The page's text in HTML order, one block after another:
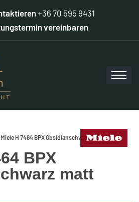
+36 70 595 9431
vereinbaren
Miele H 7464 BPX Obsidianschwarz matt
BPX
matt